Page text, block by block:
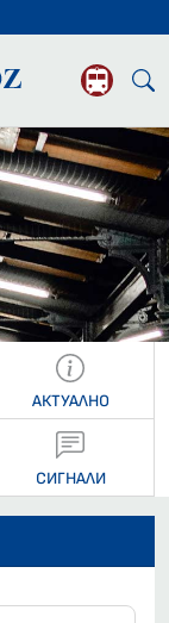
БДЖ -
АКТУАЛНО
СИГНАЛИ